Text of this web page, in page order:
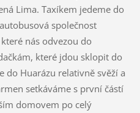
Lima. Taxíkem jedeme do
společnost
nás odvezou do
které jdou sklopit do
Huarázu relativně svěží a
setkáváme s první částí
domovem po celý